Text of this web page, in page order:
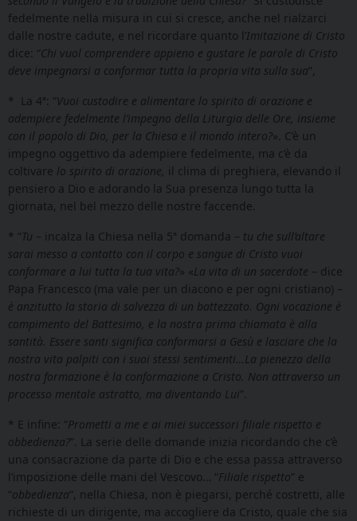
fedelmente nella misura in cui si cresce, anche nel rialzarci
dalle nostre cadute, e nel ricordare quanto l’Imitazione di Cristo
dice: “Chi vuol comprendere appieno e gustare le parole di Cristo
deve impegnarsi a conformar tutta la propria vita sulla sua”,
* La 4ª: “Vuoi custodire e alimentare lo spirito di orazione e
adempiere fedelmente l’impegno della Liturgia delle Ore, insieme
con il popolo di Dio, per la Chiesa e il mondo intero?». C’è un
impegno oggettivo da adempiere fedelmente, ma c’è da
coltivare lo spirito di orazione,
il clima di preghiera, elevando il
pensiero a Dio e adorando la Sua presenza lungo tutta la
giornata, nel bel mezzo delle nostre faccende.
* “Tu – incalza la Chiesa nella 5ª domanda – tu che sull’altare
sarai messo a contatto con il corpo e sangue di Cristo vuoi
conformare a lui tutta la tua vita?» «La vita di un sacerdote – dice
Papa Francesco (ma vale per un diacono e per ogni cristiano) –
è anzitutto la storia di salvezza di un battezzato. Ogni vocazione è
compimento del Battesimo, e la nostra prima chiamata è alla
santità. Essere santi significa conformarsi a Gesù e lasciare che la
nostra vita palpiti con i suoi stessi sentimenti…La pienezza della
nostra formazione è la conformazione a Cristo. Non attraverso un
processo mentale astratto, ma diventando Lui”.
* E infine: “Prometti a me e ai miei successori filiale rispetto e
obbedienza?”. La serie delle domande inizia ricordando che c’è
una consacrazione da parte di Dio e che essa passa attraverso
l’imposizione delle mani del Vescovo… “Filiale rispetto” e
“obbedienza”, nella Chiesa, non è piegarsi, perché costretti, alle
richieste di un dirigente, ma accogliere da Cristo, quale che sia